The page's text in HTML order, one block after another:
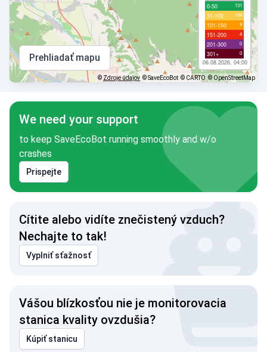
0-50 131
51-100 104
101-150 9
151-200 4
201-300 0
301+ 0
06.08.2026, 04:00
Prehliadať mapu
© Zdroje údajov © SaveEcoBot © CARTO © OpenStreetMap
We need your support
to keep SaveEcoBot running smoothly and w/o
crashes
Prispejte
Cítite alebo vidíte znečistený vzduch?
Nechajte to tak!
Vyplniť sťažnosť
Vášou blízkosťou nie je monitorovacia
stanica kvality ovzdušia?
Kúpiť stanicu